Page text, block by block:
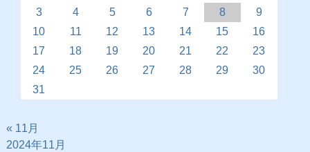
3
4 5 6 7 8
9
10
11 12 13 14 15
16
17
18 19 20 21 22
23
24
25 26 27 28 29
30
31
« 11月
2024年11月